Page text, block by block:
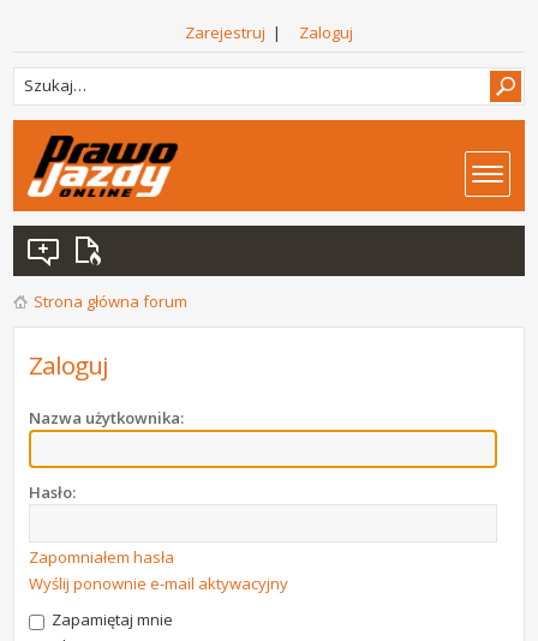
Zarejestruj | Zaloguj
Strona główna forum
Zaloguj
Nazwa użytkownika:
Hasło:
Zapomniałem hasła
Wyślij ponownie e-mail aktywacyjny
Zapamiętaj mnie